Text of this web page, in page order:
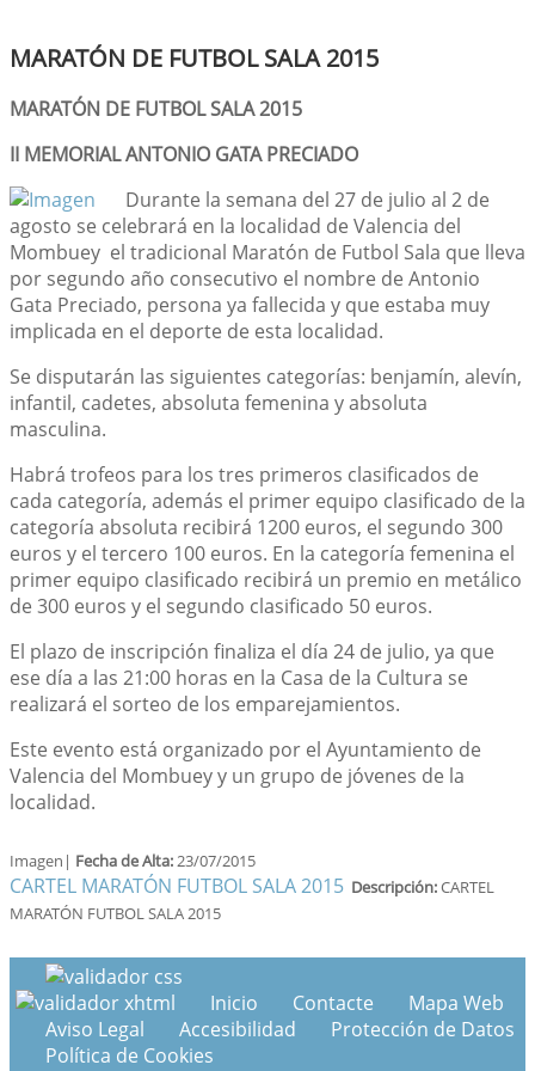
MARATÓN DE FUTBOL SALA 2015
MARATÓN DE FUTBOL SALA 2015
II MEMORIAL ANTONIO GATA PRECIADO
Durante la semana del 27 de julio al 2 de
agosto se celebrará en la localidad de Valencia del
Mombuey el tradicional Maratón de Futbol Sala que lleva
por segundo año consecutivo el nombre de Antonio
Gata Preciado, persona ya fallecida y que estaba muy
implicada en el deporte de esta localidad.
Se disputarán las siguientes categorías: benjamín, alevín,
infantil, cadetes, absoluta femenina y absoluta
masculina.
Habrá trofeos para los tres primeros clasificados de
cada categoría, además el primer equipo clasificado de la
categoría absoluta recibirá 1200 euros, el segundo 300
euros y el tercero 100 euros. En la categoría femenina el
primer equipo clasificado recibirá un premio en metálico
de 300 euros y el segundo clasificado 50 euros.
El plazo de inscripción finaliza el día 24 de julio, ya que
ese día a las 21:00 horas en la Casa de la Cultura se
realizará el sorteo de los emparejamientos.
Este evento está organizado por el Ayuntamiento de
Valencia del Mombuey y un grupo de jóvenes de la
localidad.
Imagen| Fecha de Alta:23/07/2015
CARTEL MARATÓN FUTBOL SALA 2015 Descripción:CARTEL
MARATÓN FUTBOL SALA 2015
Inicio Contacte
Mapa Web
Aviso Legal
Accesibilidad
Protección de Datos
Política de Cookies